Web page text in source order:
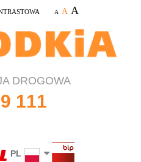
A A A
DROGOWA
111
PL